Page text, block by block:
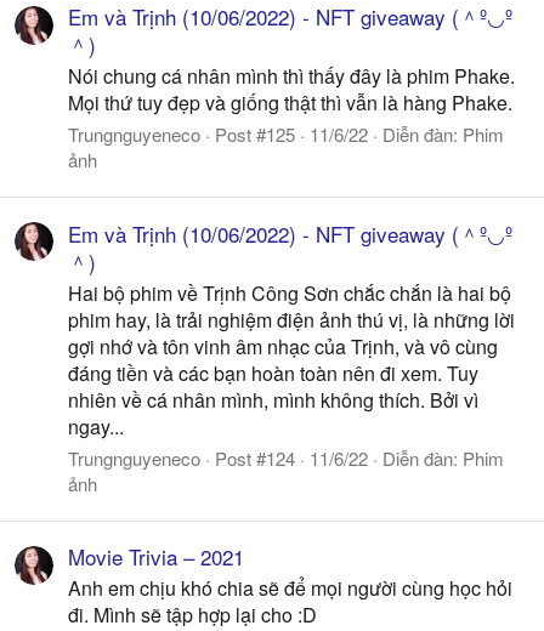
Em và Trịnh (10/06/2022) - NFT giveaway (＾º◡º
＾)
Nói chung cá nhân mình thì thấy đây là phim Phake.
Mọi thứ tuy đẹp và giống thật thì vẫn là hàng Phake.
Trungnguyeneco Post #125 11/6/22 Diễn đàn: Phim
ảnh
Em và Trịnh (10/06/2022) - NFT giveaway (＾º◡º
＾)
Hai bộ phim về Trịnh Công Sơn chắc chắn là hai bộ
phim hay, là trải nghiệm điện ảnh thú vị, là những lời
gợi nhớ và tôn vinh âm nhạc của Trịnh, và vô cùng
đáng tiền và các bạn hoàn toàn nên đi xem. Tuy
nhiên về cá nhân mình, mình không thích. Bởi vì
ngay...
Trungnguyeneco Post #124 11/6/22 Diễn đàn: Phim
ảnh
Movie Trivia – 2021
Anh em chịu khó chia sẽ để mọi người cùng học hỏi
đi. Mình sẽ tập hợp lại cho :D